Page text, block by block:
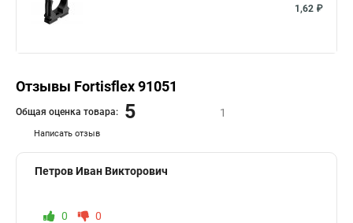
1,62 ₽
Отзывы Fortisflex 91051
Написать отзыв
Общая оценка товара: 5 1
Петров Иван Викторович
0 0